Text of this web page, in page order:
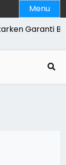
Menu
Garanti